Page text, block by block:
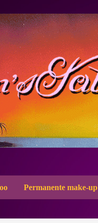
Permanente make-up